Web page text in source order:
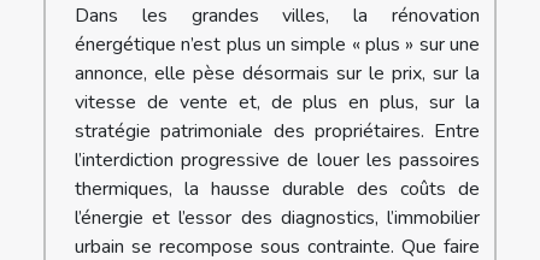
Dans les grandes villes, la rénovation
énergétique n’est plus un simple « plus » sur une
annonce, elle pèse désormais sur le prix, sur la
vitesse de vente et, de plus en plus, sur la
stratégie patrimoniale des propriétaires. Entre
l’interdiction progressive de louer les passoires
thermiques, la hausse durable des coûts de
l’énergie et l’essor des diagnostics, l’immobilier
urbain se recompose sous contrainte. Que faire